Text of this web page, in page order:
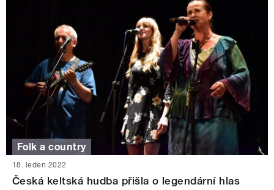
Folk a country
18. leden 2022
Česká keltská hudba přišla o legendární hlas